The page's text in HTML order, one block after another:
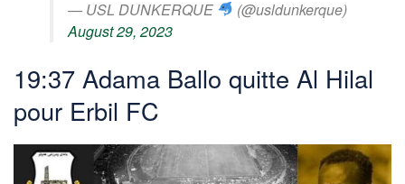
— USL DUNKERQUE
(@usldunkerque)
August 29, 2023
19:37 Adama Ballo quitte Al Hilal
pour Erbil FC